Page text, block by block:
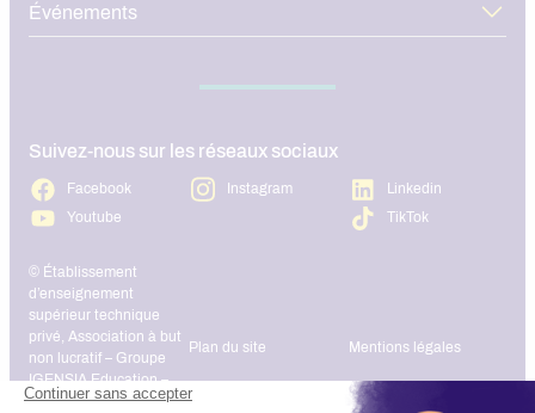
Événements
Suivez-nous sur les réseaux sociaux
Facebook Instagram
Linkedin
Youtube
TikTok
© Établissement
d’enseignement
supérieur technique
privé, Association à but
non lucratif – Groupe
IGENSIA Education –
Mise à jour site :
Plan du site Mentions légales